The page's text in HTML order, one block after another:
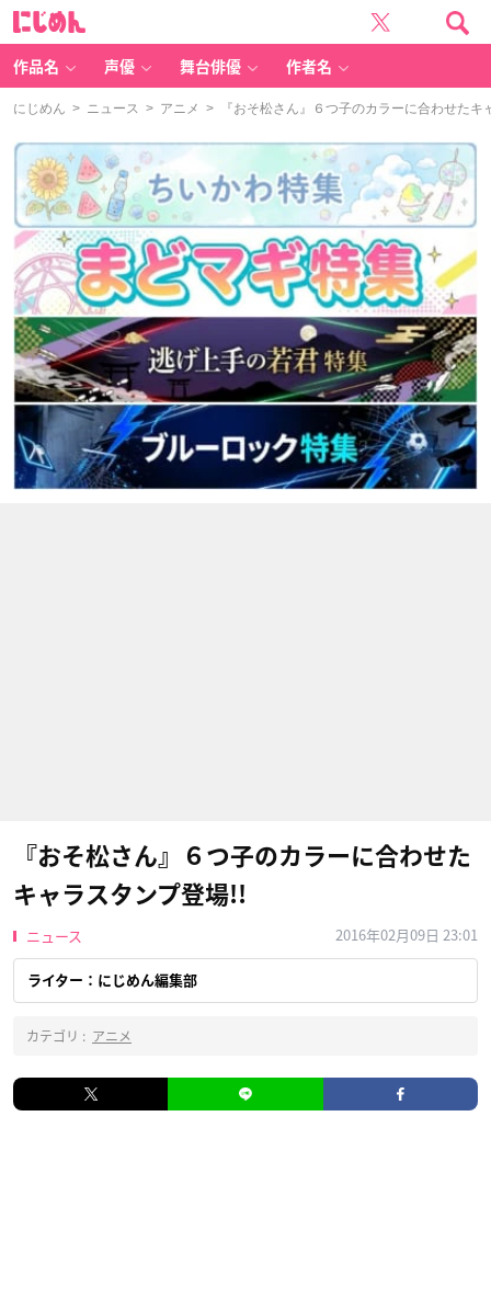
作品名 声優 舞台俳優 作者名
にじめん > ニュース > アニメ > 『おそ松さん』６つ子のカラーに合わせたキ
『おそ松さん』６つ子のカラーに合わせた
キャラスタンプ登場!!
ニュース 2016年02月09日 23:01
ライター：にじめん編集部
カテゴリ : アニメ